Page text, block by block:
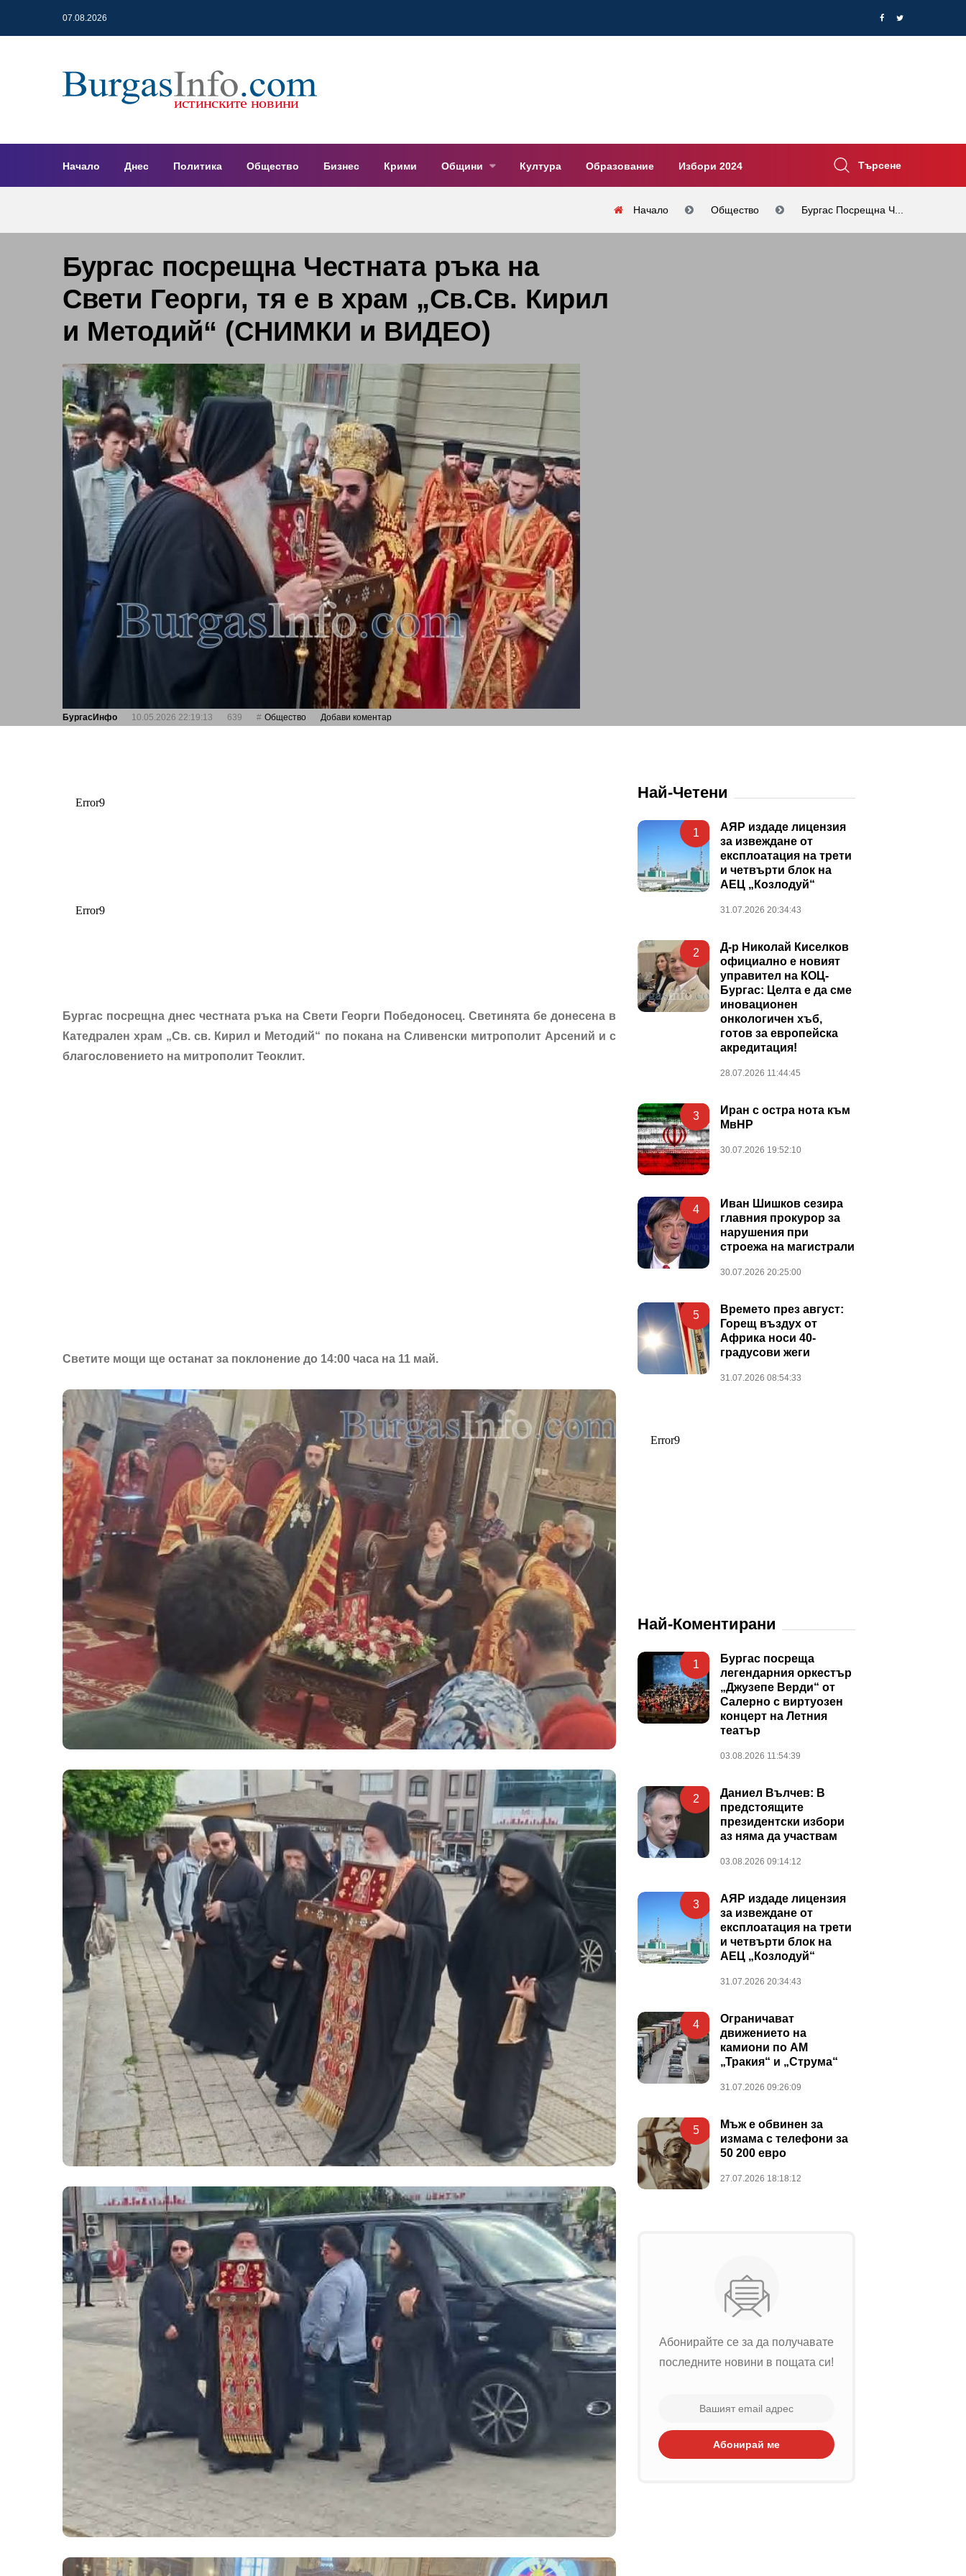
07.08.2026
Начало Днес Политика Общество Бизнес Крими Общини Култура Образование Избори 2024 Търсене
Начало Общество Бургас Посрещна Ч...
Бургас посрещна Честната ръка на
Свети Георги, тя е в храм „Св.Св. Кирил
и Методий“ (СНИМКИ и ВИДЕО)
БургасИнфо 10.05.2026 22:19:13 639 Общество Добави коментар
Бургас посрещна днес честната ръка на Свети Георги Победоносец. Светинята бе донесена в
Катедрален храм „Св. св. Кирил и Методий“ по покана на Сливенски митрополит Арсений и с
благословението на митрополит Теоклит.
Светите мощи ще останат за поклонение до 14:00 часа на 11 май.
Най-Четени
1
АЯР издаде лицензия
за извеждане от
експлоатация на трети
и четвърти блок на
АЕЦ „Козлодуй“
31.07.2026 20:34:43
2
Д-р Николай Киселков
официално е новият
управител на КОЦ-
Бургас: Целта е да сме
иновационен
онкологичен хъб,
готов за европейска
акредитация!
28.07.2026 11:44:45
3
Иран с остра нота към
МвНР
30.07.2026 19:52:10
4
Иван Шишков сезира
главния прокурор за
нарушения при
строежа на магистрали
30.07.2026 20:25:00
5
Времето през август:
Горещ въздух от
Африка носи 40-
градусови жеги
31.07.2026 08:54:33
Най-Коментирани
1
Бургас посреща
легендарния оркестър
„Джузепе Верди“ от
Салерно с виртуозен
концерт на Летния
театър
03.08.2026 11:54:39
2
Даниел Вълчев: В
предстоящите
президентски избори
аз няма да участвам
03.08.2026 09:14:12
3
АЯР издаде лицензия
за извеждане от
експлоатация на трети
и четвърти блок на
АЕЦ „Козлодуй“
31.07.2026 20:34:43
4
Ограничават
движението на
камиони по АМ
„Тракия“ и „Струма“
31.07.2026 09:26:09
5
Мъж е обвинен за
измама с телефони за
50 200 евро
27.07.2026 18:18:12
Абонирайте се за да получавате
последните новини в пощата си!
Абонирай ме